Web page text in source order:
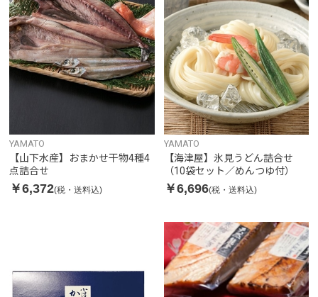
YAMATO
【山下水産】おまかせ干物4種4
点詰合せ
￥6,372(税・送料込)
YAMATO
【海津屋】氷見うどん詰合せ
（10袋セット／めんつゆ付）
￥6,696(税・送料込)